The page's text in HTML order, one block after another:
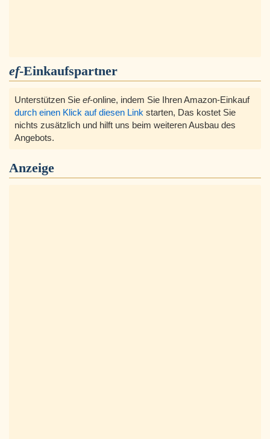
ef-Einkaufspartner
Unterstützen Sie ef-online, indem Sie Ihren Amazon-Einkauf
durch einen Klick auf diesen Link starten, Das kostet Sie
nichts zusätzlich und hilft uns beim weiteren Ausbau des
Angebots.
Anzeige